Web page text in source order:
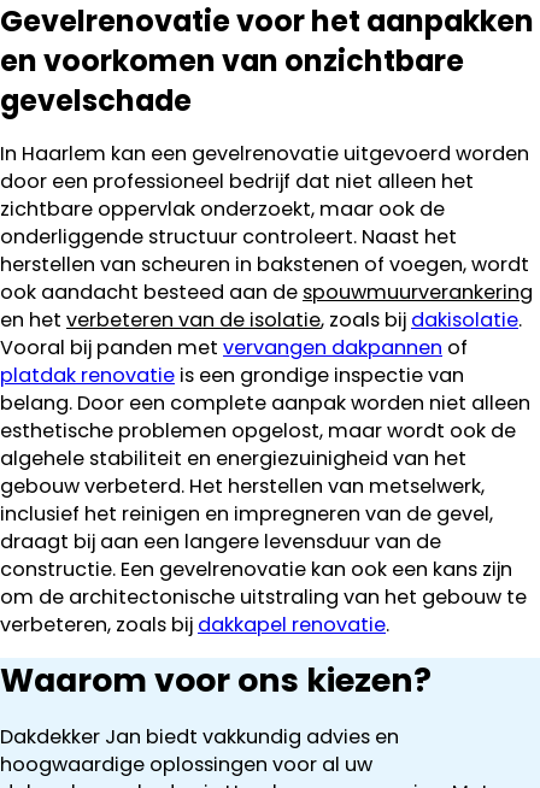
Gevelrenovatie voor het aanpakken
en voorkomen van onzichtbare
gevelschade
In Haarlem kan een gevelrenovatie uitgevoerd worden
door een professioneel bedrijf dat niet alleen het
zichtbare oppervlak onderzoekt, maar ook de
onderliggende structuur controleert. Naast het
herstellen van scheuren in bakstenen of voegen, wordt
ook aandacht besteed aan de spouwmuurverankering
en het verbeteren van de isolatie, zoals bij dakisolatie.
Vooral bij panden met vervangen dakpannen of
platdak renovatie is een grondige inspectie van
belang. Door een complete aanpak worden niet alleen
esthetische problemen opgelost, maar wordt ook de
algehele stabiliteit en energiezuinigheid van het
gebouw verbeterd. Het herstellen van metselwerk,
inclusief het reinigen en impregneren van de gevel,
draagt bij aan een langere levensduur van de
constructie. Een gevelrenovatie kan ook een kans zijn
om de architectonische uitstraling van het gebouw te
verbeteren, zoals bij dakkapel renovatie.
Waarom voor ons kiezen?
Dakdekker Jan biedt vakkundig advies en
hoogwaardige oplossingen voor al uw